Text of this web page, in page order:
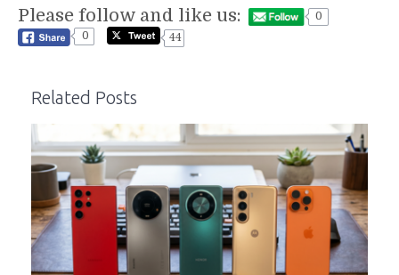
Please follow and like us:
0
0
44
Related Posts